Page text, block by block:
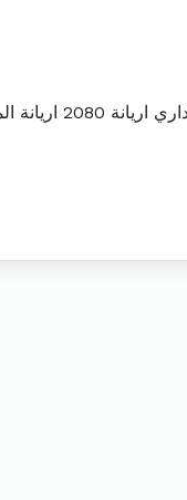
2080 اريانة المدينة